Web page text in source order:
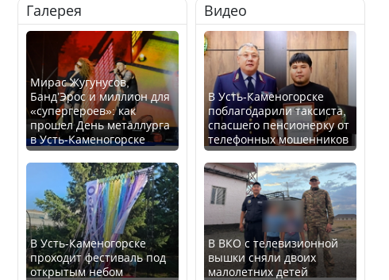
Қазақстан Орталық Азия
елдері арасында әл-ауқат
индексінде көш бастады
Казахстан возглавил
рейтинг благополучия
среди стран Центральной
Азии
В РФ вынесен заочный
приговор по уголовному
делу об убийстве Игоря
Талькова
В России введены
дополнительные
ограничения для
казахстанских прав
Галерея
Мирас Жугунусов,
Банд’Эрос и миллион для
«супергероев»: как
прошел День металлурга
в Усть-Каменогорске
В Усть-Каменогорске
проходит фестиваль под
открытым небом
Видео
В Усть-Каменогорске
поблагодарили таксиста,
спасшего пенсионерку от
телефонных мошенников
В ВКО с телевизионной
вышки сняли двоих
малолетних детей